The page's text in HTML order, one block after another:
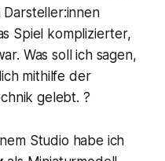
Spiel komplizierter,
Was soll ich sagen,
mithilfe der
gelebt. ?
Studio habe ich